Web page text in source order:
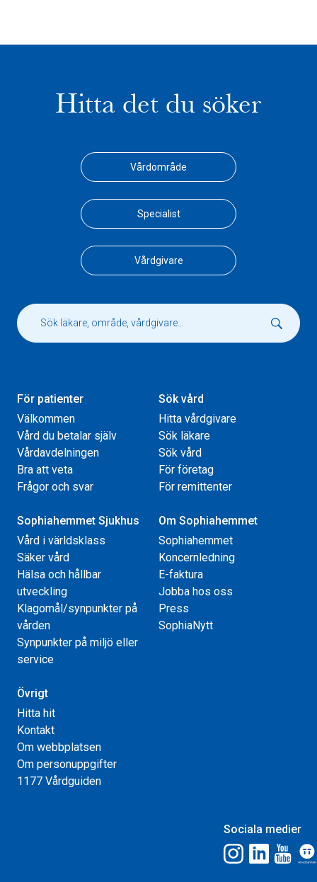
Hitta det du söker
Vårdområde
Specialist
Vårdgivare
För patienter
Välkommen
Vård du betalar själv
Vårdavdelningen
Bra att veta
Frågor och svar
Sök vård
Hitta vårdgivare
Sök läkare
Sök vård
För företag
För remittenter
Sophiahemmet Sjukhus
Vård i världsklass
Säker vård
Hälsa och hållbar
utveckling
Klagomål/synpunkter på
vården
Synpunkter på miljö eller
service
Om Sophiahemmet
Sophiahemmet
Koncernledning
E-faktura
Jobba hos oss
Press
SophiaNytt
Övrigt
Hitta hit
Kontakt
Om webbplatsen
Om personuppgifter
1177 Vårdguiden
Sociala medier